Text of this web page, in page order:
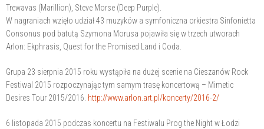
Trewavas (Marillion), Steve Morse (Deep Purple).
W nagraniach wzięło udział 43 muzyków a symfoniczna orkiestra Sinfonietta
Consonus pod batutą Szymona Morusa pojawiła się w trzech utworach
Arlon: Ekphrasis, Quest for the Promised Land i Coda.
Grupa 23 sierpnia 2015 roku wystąpiła na dużej scenie na Cieszanów Rock
Festiwal 2015 rozpoczynając tym samym trasę koncertową – Mimetic
Desires Tour 2015/2016. http://www.arlon.art.pl/koncerty/2016-2/
6 listopada 2015 podczas koncertu na Festiwalu Prog the Night w Łodzi